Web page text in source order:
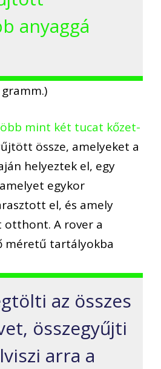
anyaggá
mint két tucat kőzet-
össze, amelyeket a
helyeztek el, egy
egykor
el, és amely
A rover a
méretű tartályokba
az összes
összegyűjti
arra a